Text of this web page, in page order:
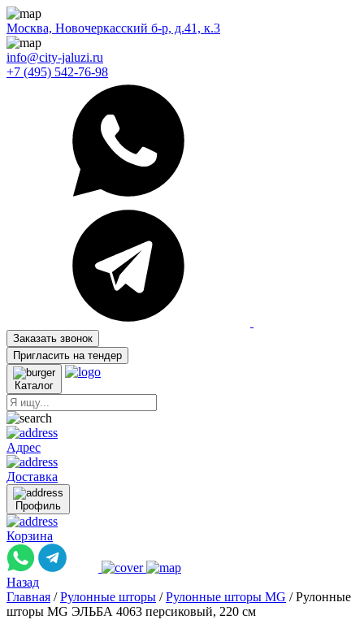
Москва, Новочеркасский б-р, д.41, к.3
info@city-jaluzi.ru
+7 (495) 542-76-98
Заказать звонок
Пригласить на тендер
Каталог
Адрес
Доставка
Профиль
Корзина
Назад
Главная / Рулонные шторы / Рулонные шторы MG / Рулонные
шторы MG ЭЛЬБА 4063 персиковый, 220 см